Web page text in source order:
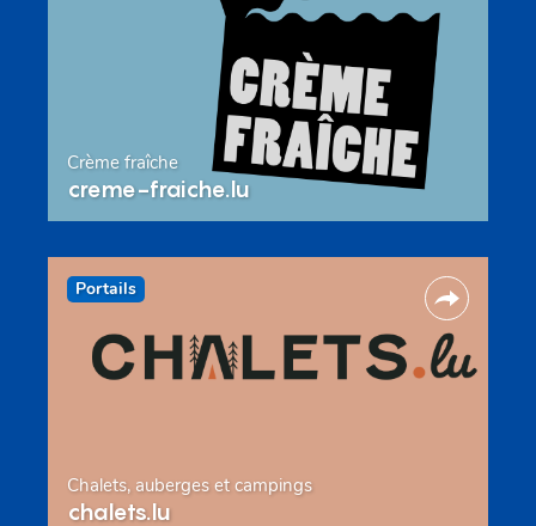
Crème fraîche
creme-fraiche.lu
Portails
Chalets, auberges et campings
chalets.lu